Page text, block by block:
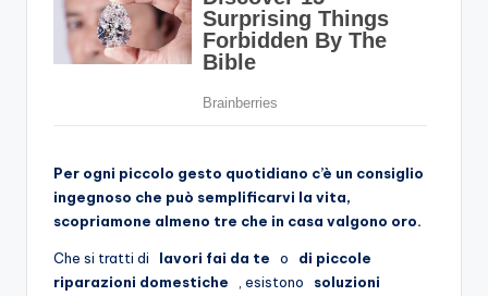
Per ogni piccolo gesto quotidiano c’è un consiglio
ingegnoso che può semplificarvi la vita,
scopriamone almeno tre che in casa valgono oro.
Che si tratti di lavori fai da te o di piccole
riparazioni domestiche , esistono soluzioni